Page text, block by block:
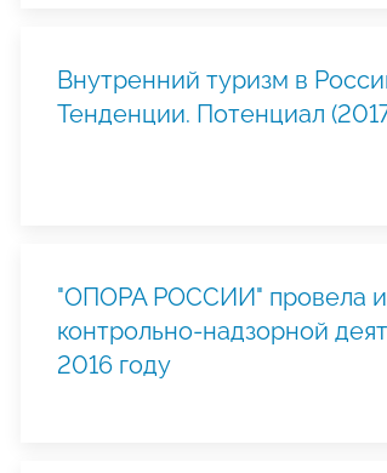
Внутренний туризм в
Тенденции. Потенциал
"ОПОРА РОССИИ" провела
контрольно-надзорной
2016 году